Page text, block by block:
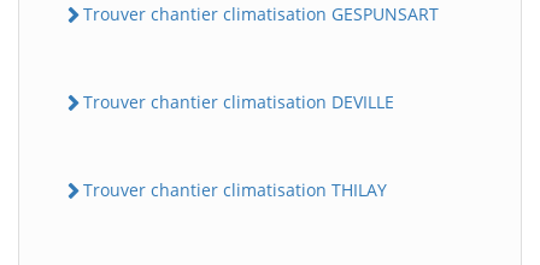
Trouver chantier climatisation GESPUNSART
Trouver chantier climatisation DEVILLE
Trouver chantier climatisation THILAY